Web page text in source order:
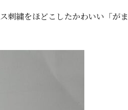
刺繍をほどこしたかわいい「がま